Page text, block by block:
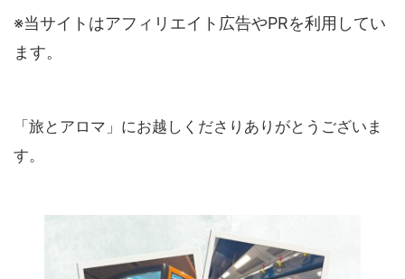
※当サイトはアフィリエイト広告やPRを利用してい
ます。
「旅とアロマ」にお越しくださりありがとうございま
す。